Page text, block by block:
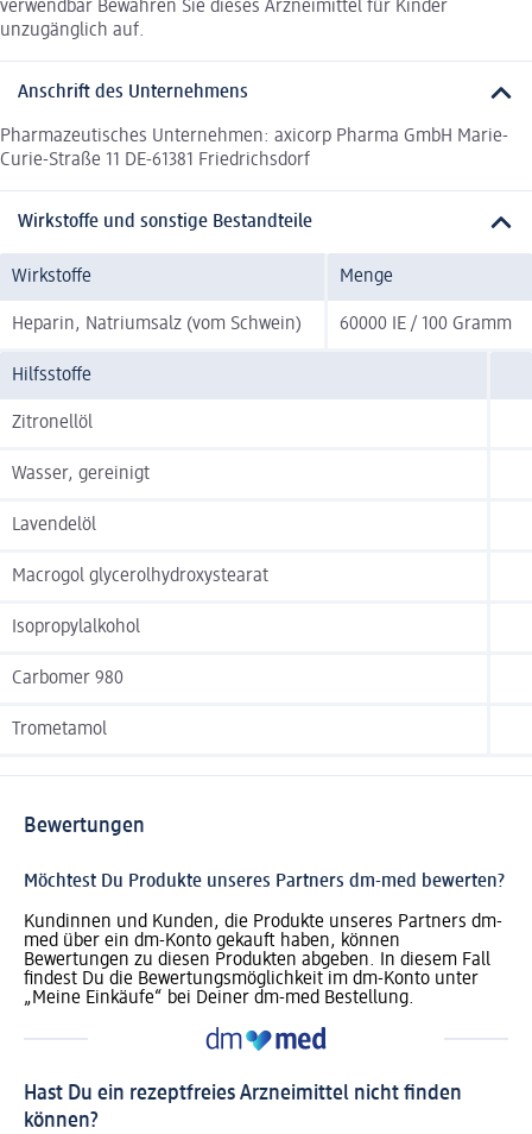
verwendbar Bewahren Sie dieses Arzneimittel für Kinder
unzugänglich auf.
Anschrift des Unternehmens
Pharmazeutisches Unternehmen: axicorp Pharma GmbH Marie-
Curie-Straße 11 DE-61381 Friedrichsdorf
Wirkstoffe und sonstige Bestandteile
Wirkstoffe Menge
Heparin, Natriumsalz (vom Schwein) 60000 IE / 100 Gramm
Hilfsstoffe
Zitronellöl
Wasser, gereinigt
Lavendelöl
Macrogol glycerolhydroxystearat
Isopropylalkohol
Carbomer 980
Trometamol
Bewertungen
Möchtest Du Produkte unseres Partners dm-med bewerten?
Kundinnen und Kunden, die Produkte unseres Partners dm-
med über ein dm-Konto gekauft haben, können
Bewertungen zu diesen Produkten abgeben. In diesem Fall
findest Du die Bewertungsmöglichkeit im dm-Konto unter
„Meine Einkäufe“ bei Deiner dm-med Bestellung.
Hast Du ein rezeptfreies Arzneimittel nicht finden
können?